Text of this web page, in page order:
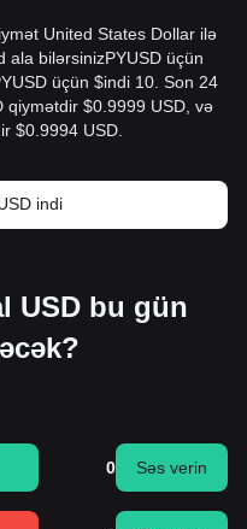
United States Dollar ilə
ala bilərsinizPYUSD üçün
üçün $indi 10. Son 24
qiymətdir $0.9999 USD, və
$0.9994 USD.
indi
USD bu gün
0 Səs verin